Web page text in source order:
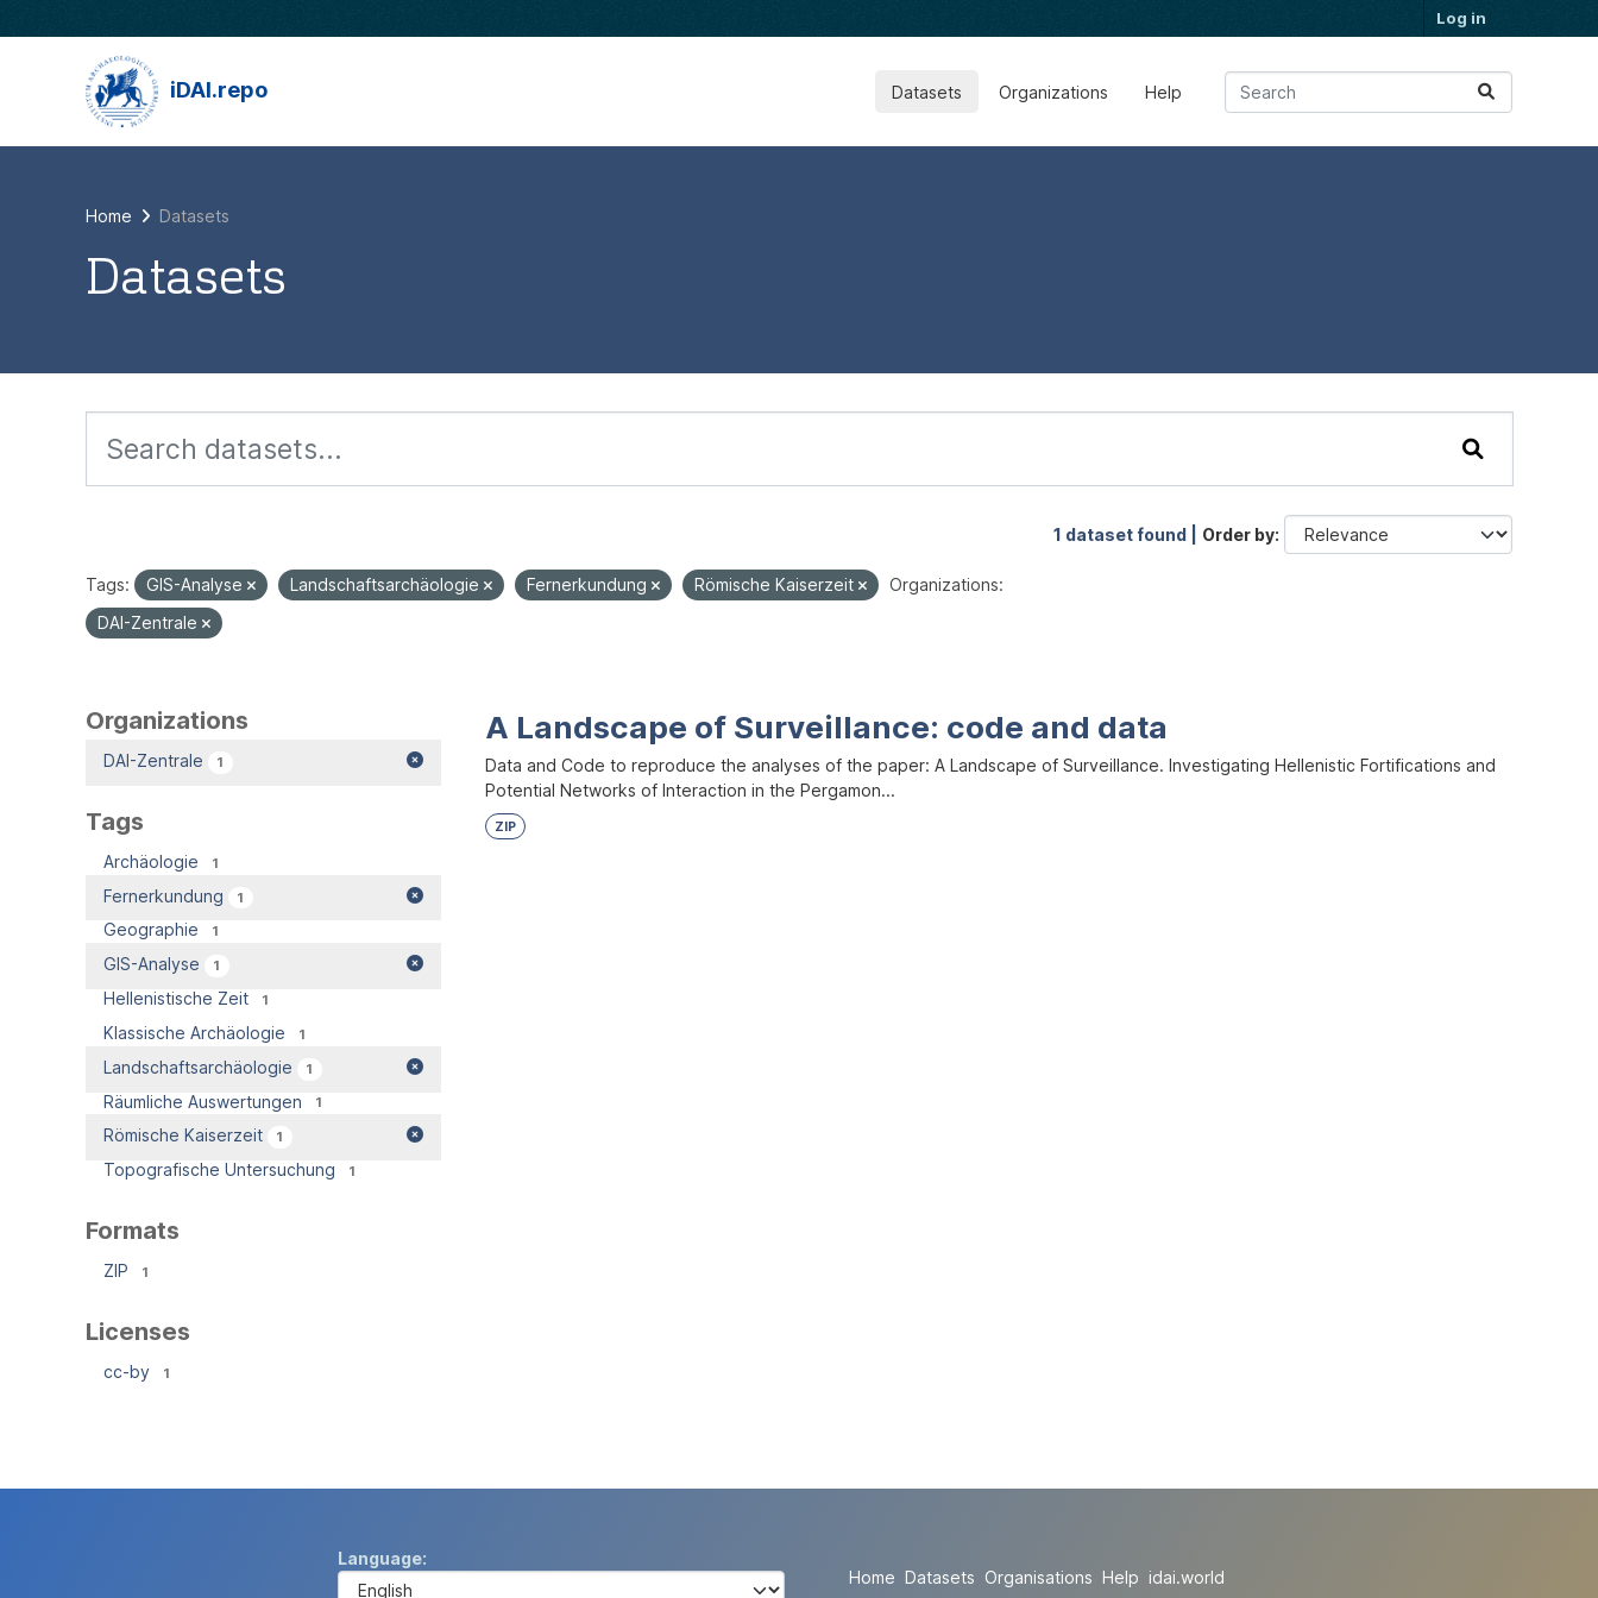
Log in
iDAI.repo Datasets Organizations Help
Home Datasets
Datasets
1 dataset found | Order by
Tags: GIS-Analyse Landschaftsarchäologie Fernerkundung Römische Kaiserzeit
Organizations:
DAI-Zentrale
Organizations
DAI-Zentrale 1
Tags
Archäologie 1
Fernerkundung 1
Geographie 1
GIS-Analyse 1
Hellenistische Zeit 1
Klassische Archäologie 1
Landschaftsarchäologie 1
Räumliche Auswertungen 1
Römische Kaiserzeit 1
Topografische Untersuchung 1
Formats
ZIP 1
Licenses
cc-by 1
A Landscape of Surveillance: code and data
Data and Code to reproduce the analyses of the paper: A Landscape of Surveillance. Investigating Hellenistic Fortifications and
Potential Networks of Interaction in the Pergamon...
ZIP
Language
Home Datasets Organisations Help idai.world